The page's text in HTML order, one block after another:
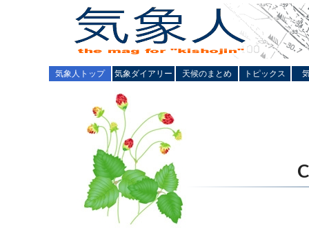
気象人トップ 気象ダイアリー 天候のまとめ トピックス